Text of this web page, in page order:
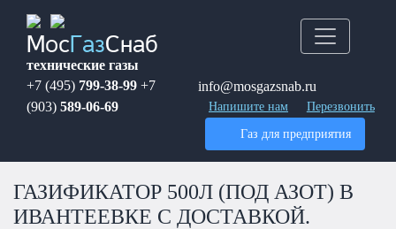
Мос ГазСнаб
технические газы
+7 (495) 799-38-99 +7
(903) 589-06-69
info@mosgazsnab.ru
Напишите нам Перезвонить
Газ для предприятия
ГАЗИФИКАТОР 500Л (ПОД АЗОТ) В
ИВАНТЕЕВКЕ С ДОСТАВКОЙ.